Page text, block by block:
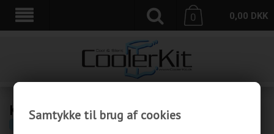
Samtykke til brug af cookies
0,00 DKK
0
KABINETTER & PSU
» Kabinetter & PSU